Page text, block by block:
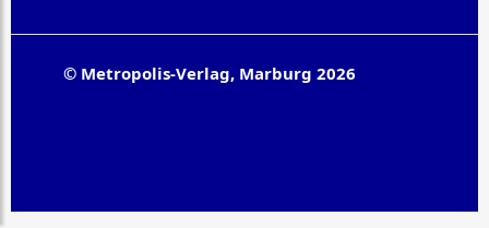
© Metropolis-Verlag, Marburg 2026